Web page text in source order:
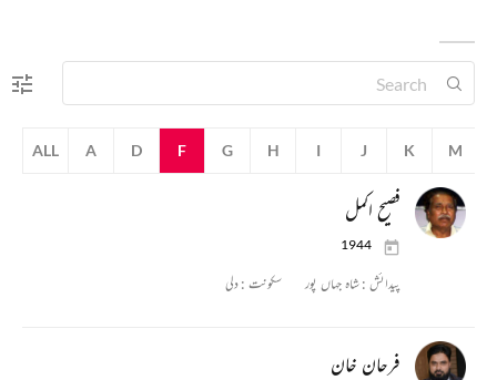
ALL A D F G H I J K M
فصیح اکمل
1944
پیدائش :شاہ جہاں پور سکونت :دلی
فرحان خان